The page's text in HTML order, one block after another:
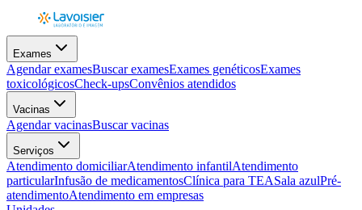
Exames
Agendar examesBuscar examesExames genéticosExames
toxicológicosCheck-upsConvênios atendidos
Vacinas
Agendar vacinasBuscar vacinas
Serviços
Atendimento domiciliarAtendimento infantilAtendimento
particularInfusão de medicamentosClínica para TEASala azulPré-
atendimentoAtendimento em empresas